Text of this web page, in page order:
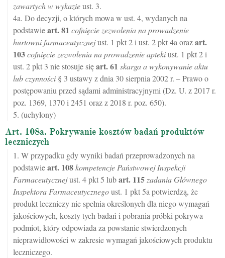
zawartych w wykazieust. 3.
4a. Do decyzji, o których mowa w ust. 4, wydanych na
podstawieart.81 cofnięcie zezwolenia na prowadzenie
hurtowni farmaceutycznejust. 1 pkt 2 i ust. 2 pkt 4a orazart.
103cofnięcie zezwolenia na prowadzenie aptekiust. 1 pkt 2 i
ust. 2 pkt 3 nie stosuje sięart.61 skarga a wykonywanie aktu
lub czynności§ 3 ustawy z dnia 30 sierpnia 2002 r. – Prawo o
postępowaniu przed sądami administracyjnymi (Dz. U. z 2017 r.
poz. 1369, 1370 i 2451 oraz z 2018 r. poz. 650).
5. (uchylony)
Art. 108a. Pokrywanie kosztów badań produktów
leczniczych
1. W przypadku gdy wyniki badań przeprowadzonych na
podstawieart. 108kompetencje Państwowej Inspekcji
Farmaceutycznejust. 4 pkt 5 lubart. 115 zadania Głównego
Inspektora Farmaceutycznegoust. 1 pkt 5a potwierdzą, że
produkt leczniczy nie spełnia określonych dla niego wymagań
jakościowych, koszty tych badań i pobrania próbki pokrywa
podmiot, który odpowiada za powstanie stwierdzonych
nieprawidłowości w zakresie wymagań jakościowych produktu
leczniczego.